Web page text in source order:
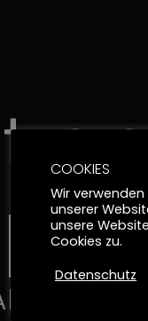
COOKIES
Wir
unserer
unsere
Cookies zu.
Datenschutz